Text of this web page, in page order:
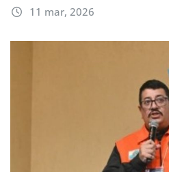
11 mar, 2026